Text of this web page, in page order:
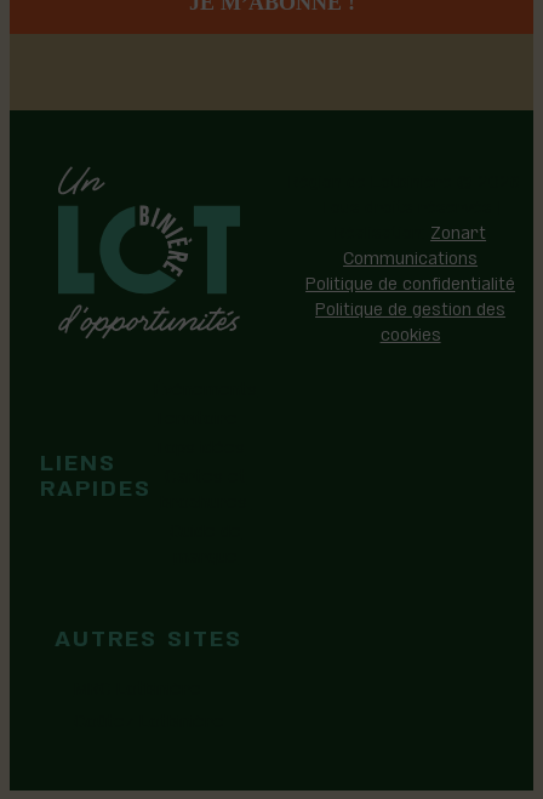
LIENS
RAPIDES
AUTRES SITES
Zonart
Communications
Politique de confidentialité
Politique de gestion des
cookies